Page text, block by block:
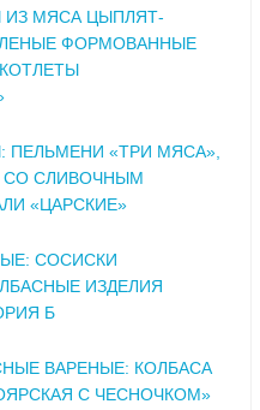
ИЗ МЯСА ЦЫПЛЯТ-
ФОРМОВАННЫЕ
ПЕЛЬМЕНИ «ТРИ МЯСА»,
СО СЛИВОЧНЫМ
«ЦАРСКИЕ»
СОСИСКИ
ИЗДЕЛИЯ
Б
ВАРЕНЫЕ: КОЛБАСА
С ЧЕСНОЧКОМ»